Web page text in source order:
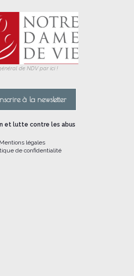
de NDV par ici !
à la newsletter
et lutte contre les abus
Mentions légales
de confidentialité